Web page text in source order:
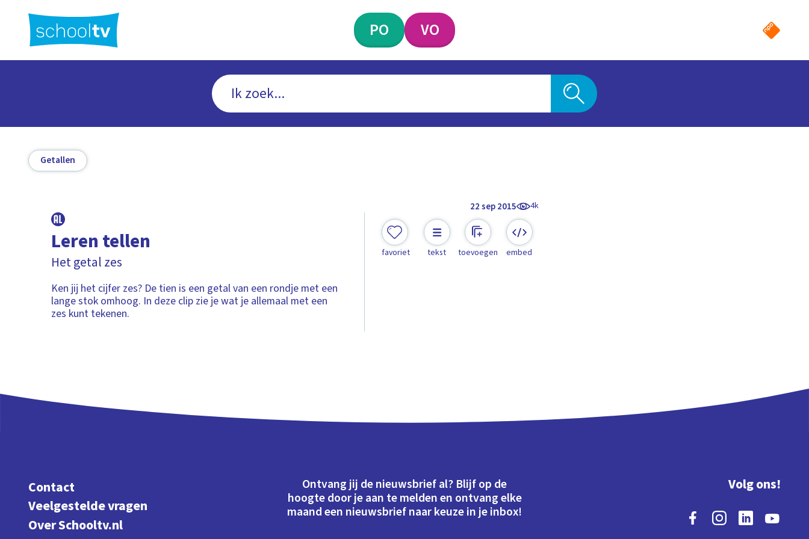
hoofdinhoud
PO VO
Getallen
22 sep 2015 4k
Leren tellen
Het getal zes
Ken jij het cijfer zes? De tien is een getal van een rondje met een
lange stok omhoog. In deze clip zie je wat je allemaal met een
zes kunt tekenen.
favoriet tekst toevoegen embed
Contact
Veelgestelde vragen
Over Schooltv.nl
Ontvang jij de nieuwsbrief al? Blijf op de
hoogte door je aan te melden en ontvang elke
maand een nieuwsbrief naar keuze in je inbox!
Volg ons!